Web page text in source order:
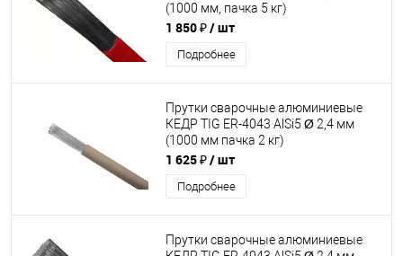
(1000 мм, пачка 5 кг)
1 850 ₽/ шт
Подробнее
Прутки сварочные алюминиевые
КЕДР TIG ER-4043 AlSi5 Ø 2,4 мм
(1000 мм пачка 2 кг)
1 625 ₽/ шт
Подробнее
Прутки сварочные алюминиевые